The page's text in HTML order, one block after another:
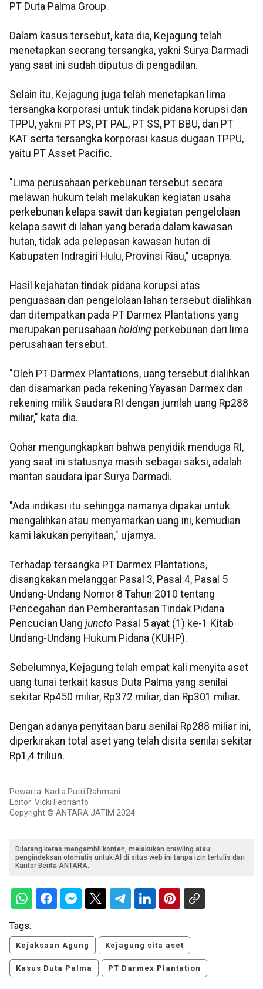
PT Duta Palma Group.
Dalam kasus tersebut, kata dia, Kejagung telah
menetapkan seorang tersangka, yakni Surya Darmadi
yang saat ini sudah diputus di pengadilan.
Selain itu, Kejagung juga telah menetapkan lima
tersangka korporasi untuk tindak pidana korupsi dan
TPPU, yakni PT PS, PT PAL, PT SS, PT BBU, dan PT
KAT serta tersangka korporasi kasus dugaan TPPU,
yaitu PT Asset Pacific.
"Lima perusahaan perkebunan tersebut secara
melawan hukum telah melakukan kegiatan usaha
perkebunan kelapa sawit dan kegiatan pengelolaan
kelapa sawit di lahan yang berada dalam kawasan
hutan, tidak ada pelepasan kawasan hutan di
Kabupaten Indragiri Hulu, Provinsi Riau," ucapnya.
Hasil kejahatan tindak pidana korupsi atas
penguasaan dan pengelolaan lahan tersebut dialihkan
dan ditempatkan pada PT Darmex Plantations yang
merupakan perusahaan holding perkebunan dari lima
perusahaan tersebut.
"Oleh PT Darmex Plantations, uang tersebut dialihkan
dan disamarkan pada rekening Yayasan Darmex dan
rekening milik Saudara RI dengan jumlah uang Rp288
miliar," kata dia.
Qohar mengungkapkan bahwa penyidik menduga RI,
yang saat ini statusnya masih sebagai saksi, adalah
mantan saudara ipar Surya Darmadi.
"Ada indikasi itu sehingga namanya dipakai untuk
mengalihkan atau menyamarkan uang ini, kemudian
kami lakukan penyitaan," ujarnya.
Terhadap tersangka PT Darmex Plantations,
disangkakan melanggar Pasal 3, Pasal 4, Pasal 5
Undang-Undang Nomor 8 Tahun 2010 tentang
Pencegahan dan Pemberantasan Tindak Pidana
Pencucian Uang juncto Pasal 5 ayat (1) ke-1 Kitab
Undang-Undang Hukum Pidana (KUHP).
Sebelumnya, Kejagung telah empat kali menyita aset
uang tunai terkait kasus Duta Palma yang senilai
sekitar Rp450 miliar, Rp372 miliar, dan Rp301 miliar.
Dengan adanya penyitaan baru senilai Rp288 miliar ini,
diperkirakan total aset yang telah disita senilai sekitar
Rp1,4 triliun.
Pewarta: Nadia Putri Rahmani
Editor: Vicki Febrianto
Copyright © ANTARA JATIM 2024
Dilarang keras mengambil konten, melakukan crawling atau
pengindeksan otomatis untuk AI di situs web ini tanpa izin tertulis dari
Kantor Berita ANTARA.
Tags:
Kejaksaan Agung Kejagung sita aset
Kasus Duta Palma PT Darmex Plantation